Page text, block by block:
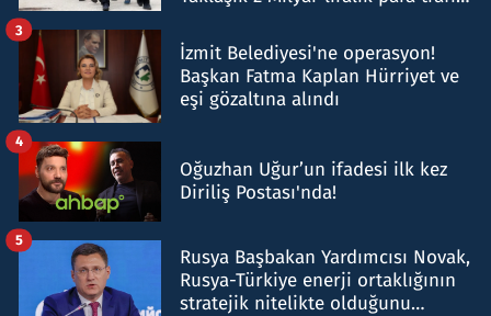
İzmit Belediyesi'ne operasyon!
Başkan Fatma Kaplan Hürriyet ve
eşi gözaltına alındı
3
Oğuzhan Uğur’un ifadesi ilk kez
Diriliş Postası'nda!
4
Rusya Başbakan Yardımcısı Novak,
Rusya-Türkiye enerji ortaklığının
stratejik nitelikte olduğunu
5